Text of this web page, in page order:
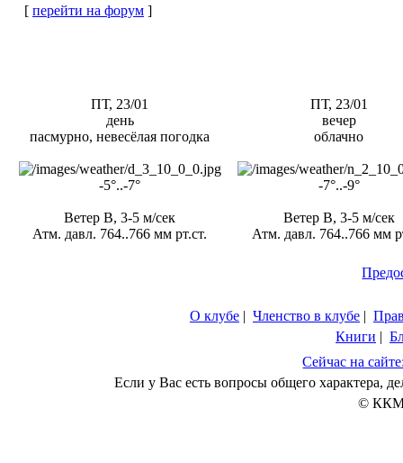
[ перейти на форум ]
ПТ, 23/01
день
пасмурно, невесёлая погодка
-5°..-7°
Ветер В, 3-5 м/сек
Атм. давл. 764..766 мм рт.ст.
ПТ, 23/01
вечер
облачно
-7°..-9°
Ветер В, 3-5 м/сек
Атм. давл. 764..766 мм
О клубе | Членство в клубе |
Книги |
Сейчас на
Если у Вас есть вопросы общего характера,
© ККМ